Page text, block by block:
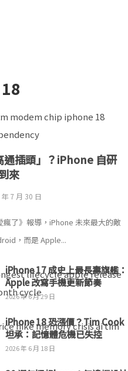
通插頭」？iPhone 自研
來
7 月 30 日
瘋了》報導，iPhone 未來最大的敵
，而是 Apple...
iPhone 17 成史上最長壽旗艦：
Apple 改寫手機更新節奏
2026 年 6 月 29 日
iPhone 18 恐漲價？Tim Cook
坦承：記憶體危機已失控
2026 年 6 月 18 日